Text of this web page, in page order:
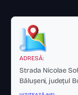
ADRESĂ:
Strada Nicolae
Bălușeni, județul